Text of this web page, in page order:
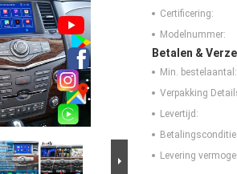
Certificering:
Modelnummer:
Betalen &
Min. bestelaantal:
Verpakking
Levertijd:
Levering